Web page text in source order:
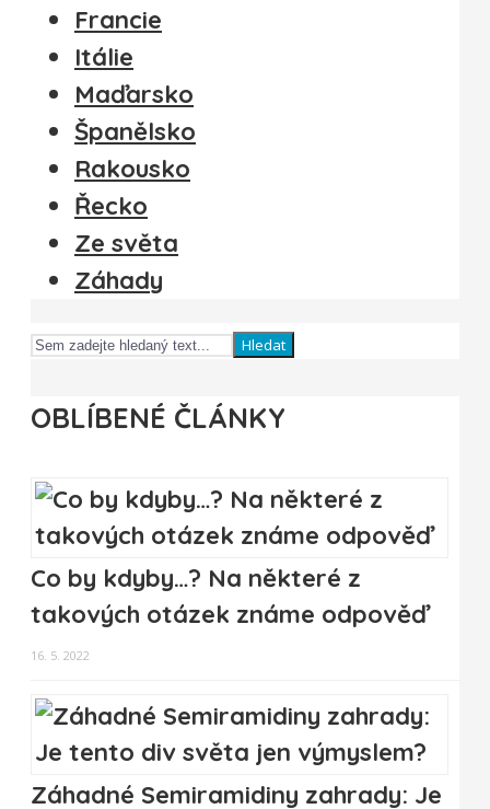
Francie
Itálie
Maďarsko
Španělsko
Rakousko
Řecko
Ze světa
Záhady
Hledat
OBLÍBENÉ ČLÁNKY
Co by kdyby…? Na některé z
takových otázek známe odpověď
16. 5. 2022
Záhadné Semiramidiny zahrady: Je